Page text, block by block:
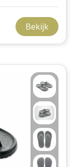
Bekijk